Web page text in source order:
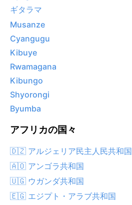
ギタラマ
Musanze
Cyangugu
Kibuye
Rwamagana
Kibungo
Shyorongi
Byumba
アフリカの国々
🇩🇿 アルジェリア民主人民共和国
🇦🇴 アンゴラ共和国
🇺🇬 ウガンダ共和国
🇪🇬 エジプト・アラブ共和国